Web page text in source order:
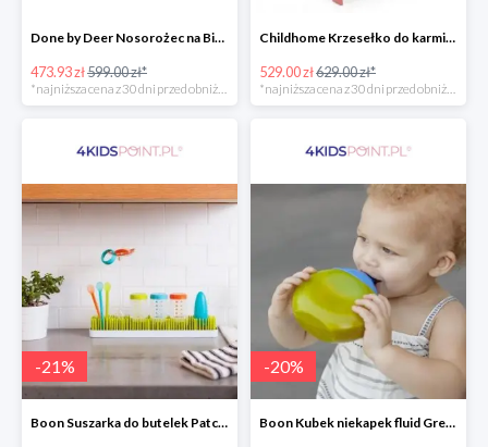
Done by Deer Nosorożec na Biegunach
473.93 zł599.00 zł*
Childhome Krzesełko do karmienia Lambda 3 ceglaste
529.00 zł629.00 zł*
-21%
Boon Suszarka do butelek Patch -20%
-20%
Boon Kubek niekapek fluid Green/Blue -20%